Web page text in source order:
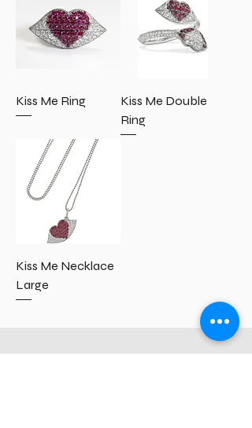
Kiss Me Ring
Kiss Me Double
Ring
Kiss Me Necklace
Large